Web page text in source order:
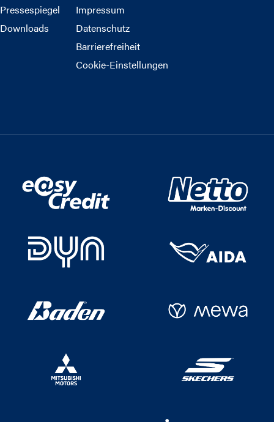
Pressespiegel
Downloads
Impressum
Datenschutz
Barrierefreiheit
Cookie-Einstellungen